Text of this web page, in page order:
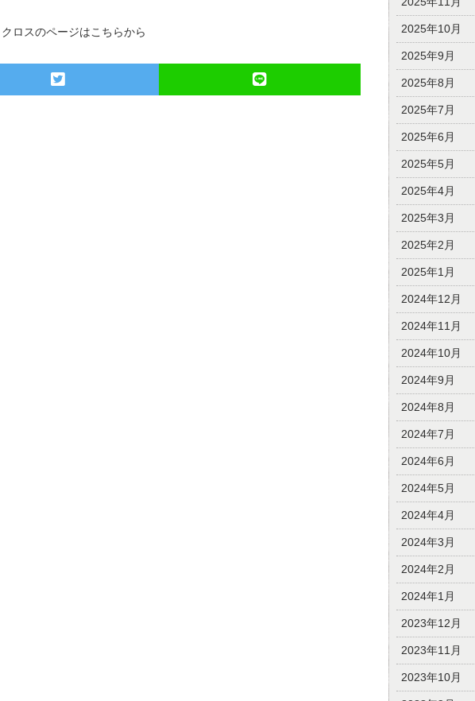
ロスのページはこちらから 2025年10月
2025年9月
2025年8月
2025年7月
2025年6月
2025年5月
2025年4月
2025年3月
2025年2月
2025年1月
2024年12月
2024年11月
2024年10月
2024年9月
2024年8月
2024年7月
2024年6月
2024年5月
2024年4月
2024年3月
2024年2月
2024年1月
2023年12月
2023年11月
2023年10月